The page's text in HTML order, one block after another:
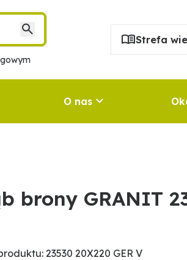
Strefa
O nas
brony GRANIT
23530 20X220 GER V